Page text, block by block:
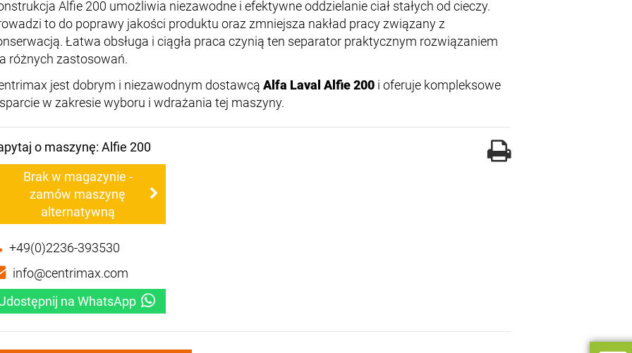
Alfie 200 umożliwia niezawodne i efektywne oddzielanie ciał stałych od cieczy.
to do poprawy jakości produktu oraz zmniejsza nakład pracy związany z
Łatwa obsługa i ciągła praca czynią ten separator praktycznym rozwiązaniem
różnych zastosowań.
jest dobrym i niezawodnym dostawcą Alfa Laval Alfie 200 i oferuje kompleksowe
w zakresie wyboru i wdrażania tej maszyny.
o maszynę: Alfie 200
Brak w magazynie -
zamów maszynę
alternatywną
+49(0)2236-393530
info@centrimax.com
na WhatsApp